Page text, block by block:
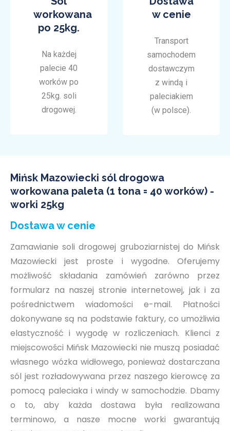
workowana
po 25kg.
Na każdej
palecie 40
worków po
25kg. soli
drogowej.
w cenie
Transport
samochodem
dostawczym
z windą i
paleciakiem
(w polsce).
Mińsk Mazowiecki sól drogowa
workowana paleta (1 tona = 40 worków) -
worki 25kg
Dostawa w cenie
Zamawianie soli drogowej gruboziarnistej do Mińsk
Mazowiecki jest proste i wygodne. Oferujemy
możliwość składania zamówień zarówno przez
formularz na naszej stronie internetowej, jak i za
pośrednictwem wiadomości e-mail. Płatności
dokonywane są na podstawie faktury, co umożliwia
elastyczność i wygodę w rozliczeniach. Klienci z
miejscowości Mińsk Mazowiecki nie muszą posiadać
własnego wózka widłowego, ponieważ dostarczana
sól jest rozładowywana przez naszego kierowcę za
pomocą paleciaka i windy w samochodzie. Dbamy
o to, aby każda dostawa była realizowana
terminowo, a nasze mocne worki gwarantują